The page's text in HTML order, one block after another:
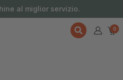
al miglior servizio.
0